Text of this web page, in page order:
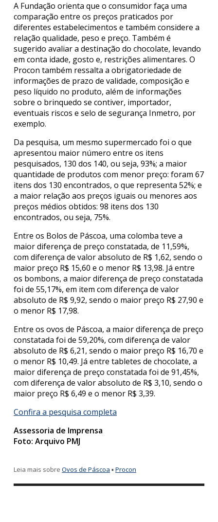
A Fundação orienta que o consumidor faça uma
comparação entre os preços praticados por
diferentes estabelecimentos e também considere a
relação qualidade, peso e preço. Também é
sugerido avaliar a destinação do chocolate, levando
em conta idade, gosto e, restrições alimentares. O
Procon também ressalta a obrigatoriedade de
informações de prazo de validade, composição e
peso líquido no produto, além de informações
sobre o brinquedo se contiver, importador,
eventuais riscos e selo de segurança Inmetro, por
exemplo.
Da pesquisa, um mesmo supermercado foi o que
apresentou maior número entre os itens
pesquisados, 130 dos 140, ou seja, 93%; a maior
quantidade de produtos com menor preço: foram 67
itens dos 130 encontrados, o que representa 52%; e
a maior relação aos preços iguais ou menores aos
preços médios obtidos: 98 itens dos 130
encontrados, ou seja, 75%.
Entre os Bolos de Páscoa, uma colomba teve a
maior diferença de preço constatada, de 11,59%,
com diferença de valor absoluto de R$ 1,62, sendo o
maior preço R$ 15,60 e o menor R$ 13,98. Já entre
os bombons, a maior diferença de preço constatada
foi de 55,17%, em item com diferença de valor
absoluto de R$ 9,92, sendo o maior preço R$ 27,90 e
o menor R$ 17,98.
Entre os ovos de Páscoa, a maior diferença de preço
constatada foi de 59,20%, com diferença de valor
absoluto de R$ 6,21, sendo o maior preço R$ 16,70 e
o menor R$ 10,49. Já entre tabletes de chocolate, a
maior diferença de preço constatada foi de 91,45%,
com diferença de valor absoluto de R$ 3,10, sendo o
maior preço R$ 6,49 e o menor R$ 3,39.
Confira a pesquisa completa
Assessoria de Imprensa
Foto: Arquivo PMJ
Leia mais sobre Ovos de Páscoa ▪ Procon